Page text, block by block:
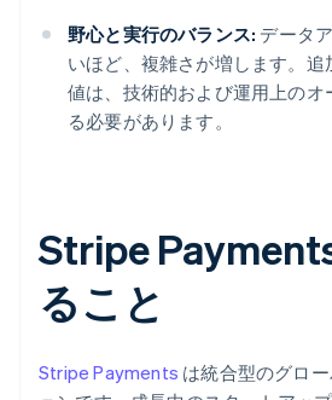
野心と実行のバランス: データ
いほど、複雑さが増します。追
値は、技術的および運用上のオ
る必要があります。
Stripe
ること
Stripe Payments は統合型のグロ